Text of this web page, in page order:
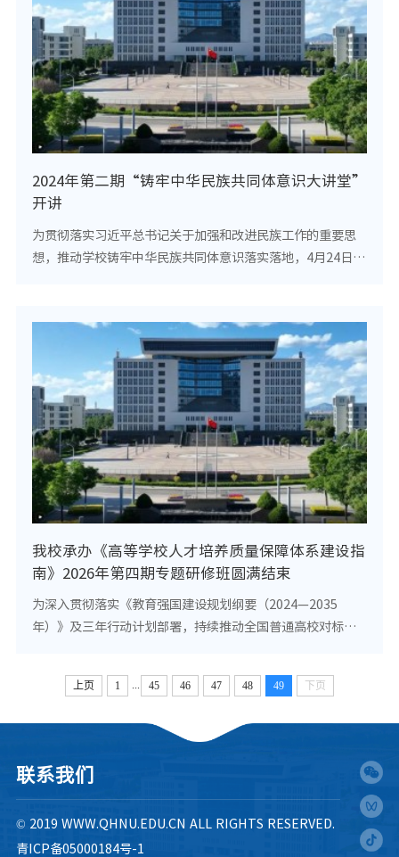
2024年第二期“铸牢中华民族共同体意识大讲堂”
开讲
为贯彻落实习近平总书记关于加强和改进民族工作的重要思
想，推动学校铸牢中华民族共同体意识落实落地，4月24日下
我校承办《高等学校人才培养质量保障体系建设指
南》2026年第四期专题研修班圆满结束
为深入贯彻落实《教育强国建设规划纲要（2024—2035
年）》及三年行动计划部署，持续推动全国普通高校对标
上页 1 ... 45 46 47 48 49 下页
联系我们
© 2019 WWW.QHNU.EDU.CN ALL RIGHTS RESERVED.
青ICP备05000184号-1